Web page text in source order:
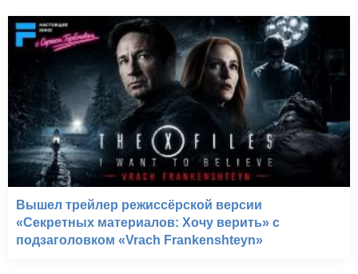
Вышел трейлер режиссёрской версии
«Секретных материалов: Хочу верить» с
подзаголовком «Vrach Frankenshteyn»